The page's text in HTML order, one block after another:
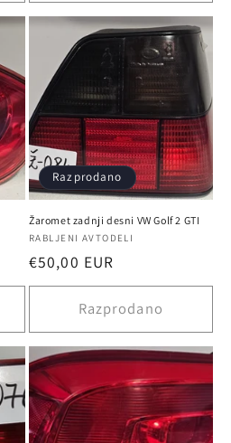
Razprodano
Žaromet zadnji desni VW Golf 2 GTI
Ponudnik:
RABLJENI AVTODELI
Redna
cena
€50,00 EUR
Razprodano